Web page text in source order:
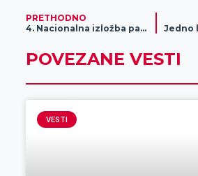
PRETHODNO
4. Nacionalna izložba pasa svih rasa održana u Kaštelu (VIDEO)
POVEZANE VESTI
VESTI